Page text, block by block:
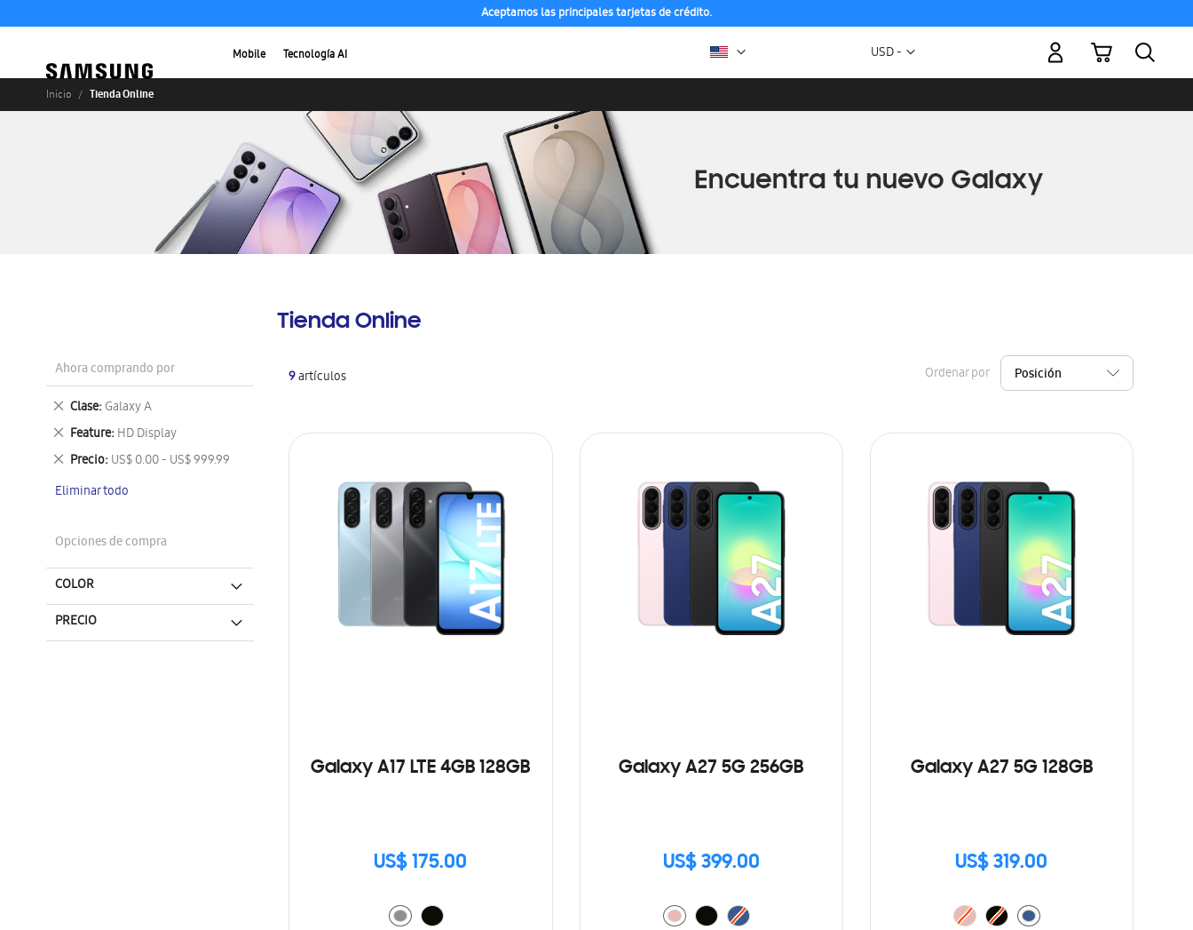
Aceptamos las principales tarjetas de crédito.
Mobile Tecnología AI Moneda
USD -
Mi carrito
Inicio Tienda Online
Tienda Online
9artículos Ordenar por
Galaxy A17 LTE 4GB 128GB
US$ 175.00
Galaxy A27 5G 256GB
US$ 399.00
Galaxy A27 5G 128GB
US$ 319.00
Ahora comprando por
Clase Galaxy A
Eliminar
este
artículo
Feature HD Display
Eliminar
este
artículo
Precio US$ 0.00 - US$ 999.99
Eliminar
artículo
Eliminar todo
Opciones de compra
COLOR
PRECIO